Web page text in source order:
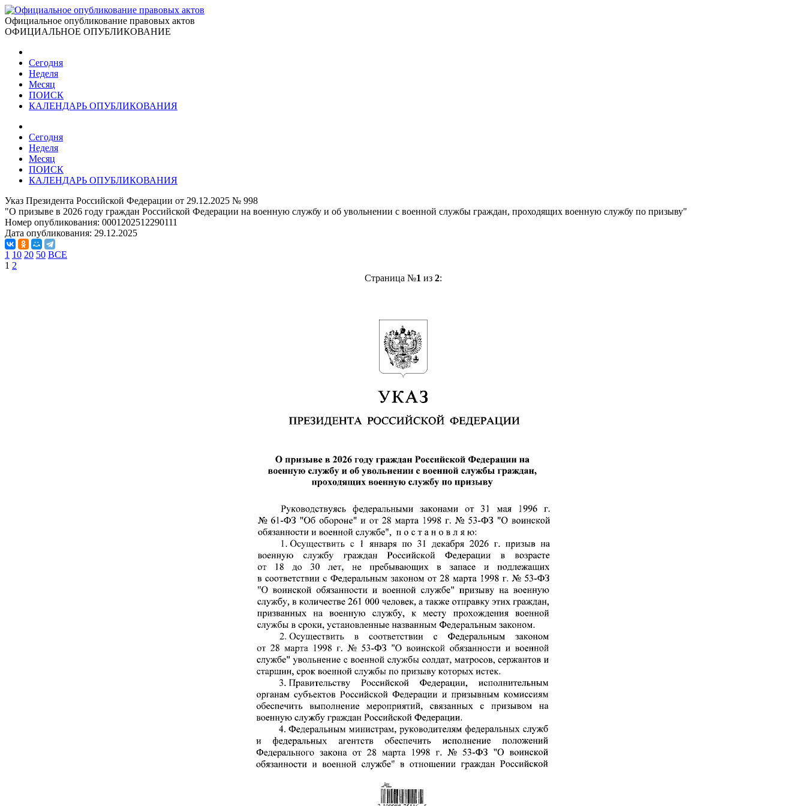
Официальное опубликование правовых актов
ОФИЦИАЛЬНОЕ ОПУБЛИКОВАНИЕ
Сегодня
Неделя
Месяц
ПОИСК
КАЛЕНДАРЬ ОПУБЛИКОВАНИЯ
Сегодня
Неделя
Месяц
ПОИСК
КАЛЕНДАРЬ ОПУБЛИКОВАНИЯ
Указ Президента Российской Федерации от 29.12.2025 № 998
"О призыве в 2026 году граждан Российской Федерации на военную службу и об увольнении с военной службы граждан, проходящих военную службу по призыву"
Номер опубликования: 0001202512290111
Дата опубликования: 29.12.2025
1 10 20 50 ВСЕ
1 2
Страница №1 из 2: